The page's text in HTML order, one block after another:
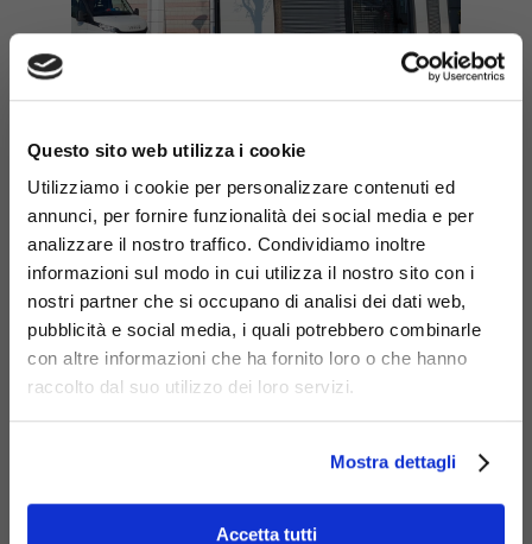
Questo sito web utilizza i cookie
Utilizziamo i cookie per personalizzare contenuti ed
annunci, per fornire funzionalità dei social media e per
analizzare il nostro traffico. Condividiamo inoltre
informazioni sul modo in cui utilizza il nostro sito con i
nostri partner che si occupano di analisi dei dati web,
pubblicità e social media, i quali potrebbero combinarle
con altre informazioni che ha fornito loro o che hanno
raccolto dal suo utilizzo dei loro servizi.
Mostra dettagli
Accetta tutti
iPortali (MO) |Fornitura
ed installazione
ciclostazione da 12mq.